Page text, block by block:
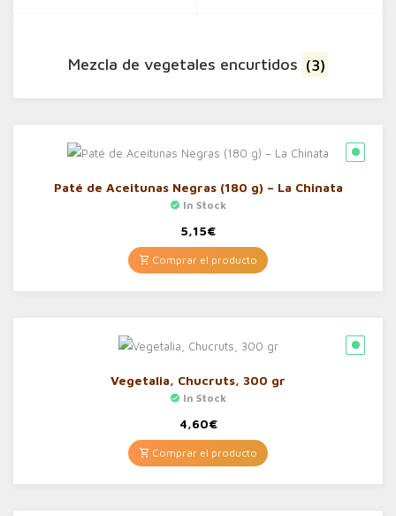
Mezcla de vegetales encurtidos (3)
Paté de Aceitunas Negras (180 g) – La Chinata
In Stock
5,15€
Comprar el producto
Vegetalia, Chucruts, 300 gr
In Stock
4,60€
Comprar el producto